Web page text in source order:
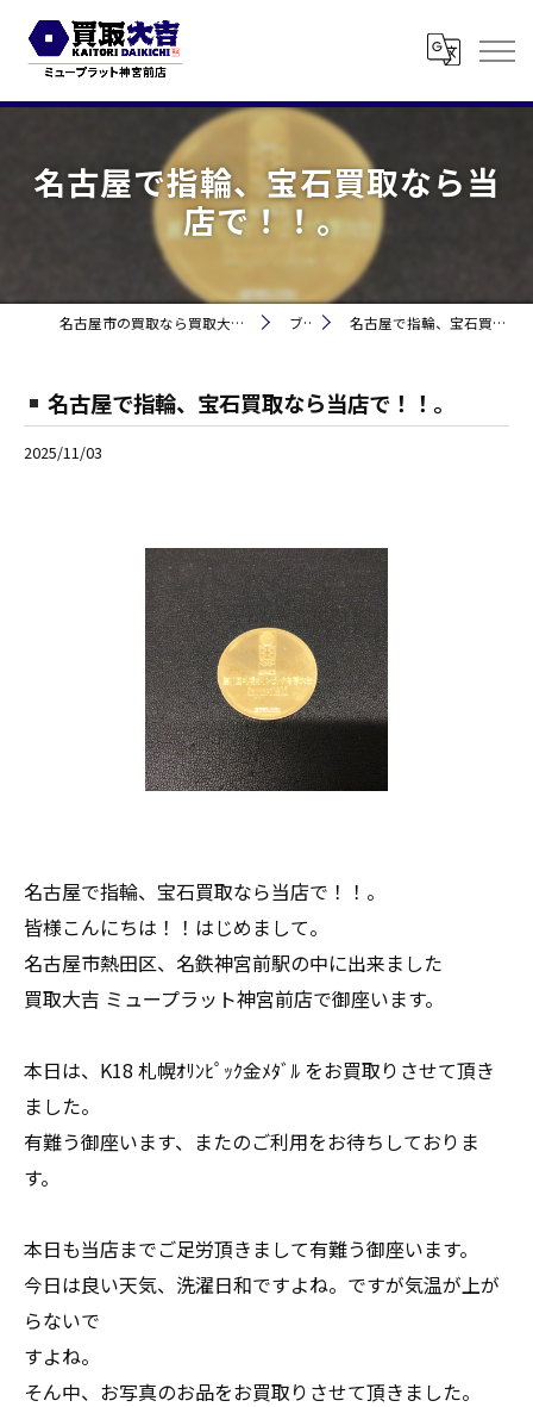
名古屋で指輪、宝石買取なら当
店で！！。
名古屋市の買取なら買取大吉 ミュープラット神宮前 ブログ 名古屋で指輪、宝石買取なら当店で！！。
名古屋で指輪、宝石買取なら当店で！！。
2025/11/03
名古屋で指輪、宝石買取なら当店で！！。
皆様こんにちは！！はじめまして。
名古屋市熱田区、名鉄神宮前駅の中に出来ました
買取大吉 ミュープラット神宮前店で御座います。
本日は、K18 札幌ｵﾘﾝﾋﾟｯｸ金ﾒﾀﾞﾙ をお買取りさせて頂き
ました。
有難う御座います、またのご利用をお待ちしておりま
す。
本日も当店までご足労頂きまして有難う御座います。
今日は良い天気、洗濯日和ですよね。ですが気温が上が
らないで
すよね。
そん中、お写真のお品をお買取りさせて頂きました。